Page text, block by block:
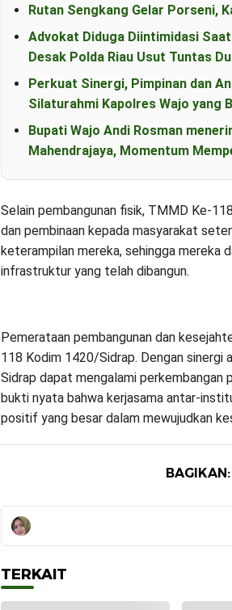
Rutan Sengkang Gelar Porseni,
Advokat Diduga Diintimidasi Saat
Desak Polda Riau Usut Tuntas
Perkuat Sinergi, Pimpinan dan
Silaturahmi Kapolres Wajo yang
Bupati Wajo Andi Rosman
Mahendrajaya, Momentum
Selain pembangunan fisik, TMMD Ke-
dan pembinaan kepada masyarakat
keterampilan mereka, sehingga mereka
infrastruktur yang telah dibangun.
Pemerataan pembangunan dan
118 Kodim 1420/Sidrap. Dengan sinergi
Sidrap dapat mengalami
bukti nyata bahwa kerjasama antar-
positif yang besar dalam mewujudkan
BAGIKAN:
TERKAIT